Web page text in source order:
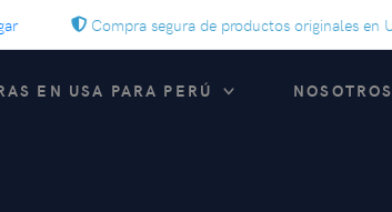
Compra segura de productos originales en USA
EN USA PARA PERÚ NOSOTROS